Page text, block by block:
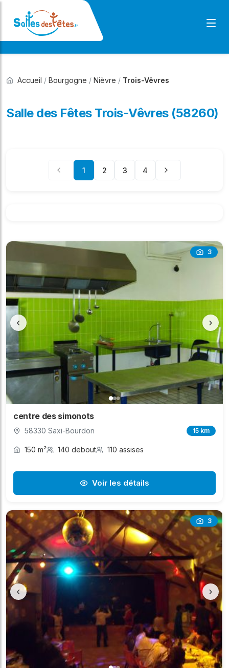
Accueil / Bourgogne / Nièvre / Trois-Vêvres
Salle des Fêtes Trois-Vêvres (58260)
1 2 3 4
3
‹ ›
centre des simonots
58330 Saxi-Bourdon 15 km
150 m² 140 debout 110 assises
Voir les détails
3
‹ ›